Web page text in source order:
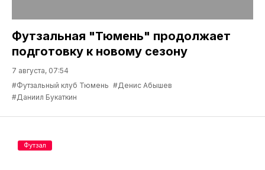
Футзальная "Тюмень" продолжает
подготовку к новому сезону
7 августа, 07:54
#Футзальный клуб Тюмень #Денис Абышев
#Даниил Букаткин
Футзал